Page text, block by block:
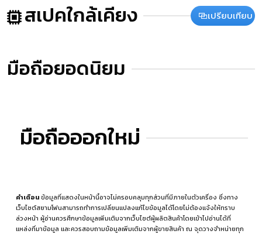
สเปคใกล้เคียง เปรียบเทียบ
มือถือยอดนิยม
มือถือออกใหม่
คำเตือนข้อมูลที่แสดงในหน้านี้อาจไม่ครอบคลุมทุกส่วนที่มีภายในตัวเครื่อง ซึ่งทาง
เว็บไซต์สยามโฟนสามารถทำการเปลี่ยนแปลงแก้ไขข้อมูลได้โดยไม่ต้องแจ้งให้ทราบ
ล่วงหน้า ผู้อ่านควรศึกษาข้อมูลเพิ่มเติมจากเว็บไซต์ผู้ผลิตสินค้าโดยเข้าไปอ่านได้ที่
แหล่งที่มาข้อมูล และควรสอบถามข้อมูลเพิ่มเติมจากผู้ขายสินค้า ณ จุดวางจำหน่ายทุก